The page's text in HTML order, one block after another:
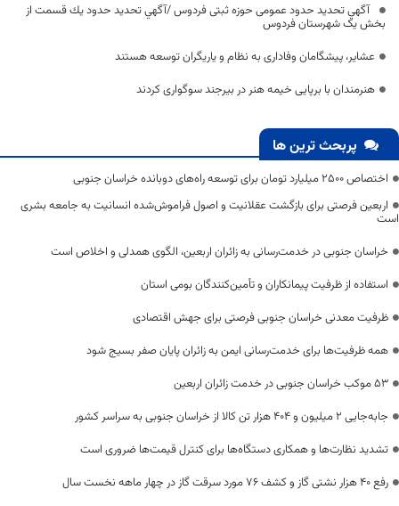
آگهي تحديد حدود عمومی حوزه ثبتی فردوس /آگهي تحديد حدود يك قسمت از
بخش یک شهرستان فردوس
عشایر، پیشگامان وفاداری به نظام و یاریگران توسعه هستند
هنرمندان با برپایی خیمه هنر در بیرجند سوگواری کردند
پربحث ترین ها
اختصاص 2500 میلیارد تومان برای توسعه راه‌های دوبانده خراسان جنوبی
اربعین فرصتی برای بازگشت عقلانیت و اصول فراموش‌شده انسانیت به جامعه بشری
است
خراسان جنوبی در خدمت‌رسانی به زائران اربعین، الگوی همدلی و اخلاص است
استفاده از ظرفیت پیمانکاران و تأمین‌کنندگان بومی استان
ظرفیت معدنی خراسان جنوبی فرصتی برای جهش اقتصادی
همه ظرفیت‌ها برای خدمت‌رسانی ایمن به زائران پایان صفر بسیج شود
53 موکب خراسان جنوبی در خدمت زائران اربعین
جابه‌جایی 2 میلیون و 404 هزار تن کالا از خراسان جنوبی به سراسر کشور
تشدید نظارت‌ها و همکاری دستگاه‌ها برای کنترل قیمت‌ها ضروری است
رفع 40 هزار نشتی گاز و کشف 76 مورد سرقت گاز در چهار ماهه نخست سال